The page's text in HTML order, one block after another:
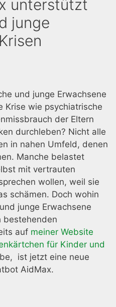
unterstützt
junge
und junge Erwachsene
Krise wie psychiatrische
der Eltern
durchleben? Nicht alle
in nahen Umfeld, denen
Manche belastet
mit vertrauten
wollen, weil sie
schämen. Doch wohin
junge Erwachsene
bestehenden
auf meiner Website
für Kinder und
ist jetzt eine neue
AidMax.